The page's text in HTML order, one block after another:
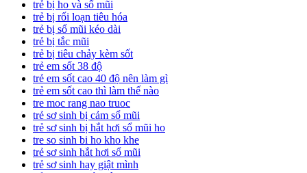
trẻ bị ho và sổ mũi
trẻ bị rối loạn tiêu hóa
trẻ bị sổ mũi kéo dài
trẻ bị tắc mũi
trẻ bị tiêu chảy kèm sốt
trẻ em sốt 38 độ
trẻ em sốt cao 40 độ nên làm gì
trẻ em sốt cao thì làm thế nào
tre moc rang nao truoc
trẻ sơ sinh bị cảm sổ mũi
trẻ sơ sinh bị hắt hơi sổ mũi ho
tre so sinh bi ho kho khe
trẻ sơ sinh hắt hơi sổ mũi
trẻ sơ sinh hay giật mình